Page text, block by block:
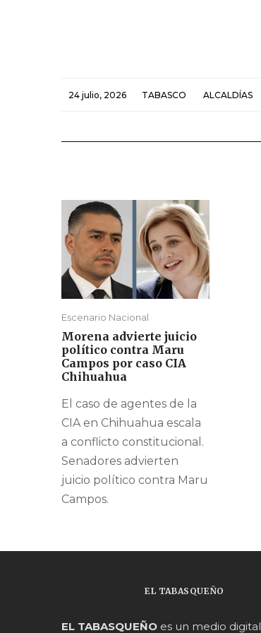
24 julio, 2026 TABASCO ALCALDÍAS
Escenario Nacional
Morena advierte juicio
político contra Maru
Campos por caso CIA
Chihuahua
El caso de agentes de la
CIA en Chihuahua escala
a conflicto constitucional.
Senadores advierten
juicio político contra Maru
Campos.
EL TABASQUEÑO
EL TABASQUEÑO es un medio digital